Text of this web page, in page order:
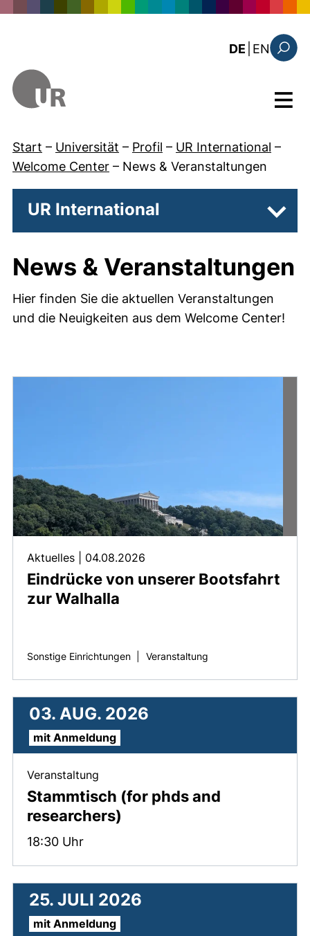
DE EN: this
Menü
Start – Universität – Profil – UR International –
Welcome Center – News & Veranstaltungen
UR International
News & Veranstaltungen
Hier finden Sie die aktuellen Veranstaltungen
und die Neuigkeiten aus dem Welcome Center!
Eindrücke von unserer Bootsfahrt
zur Walhalla
Aktuelles 04.08.2026
Sonstige Einrichtungen Veranstaltung
Stammtisch (for phds and
researchers)
Veranstaltung
Zeit:
18:30 Uhr
03. AUG. 2026
mit Anmeldung
25. JULI 2026
mit Anmeldung